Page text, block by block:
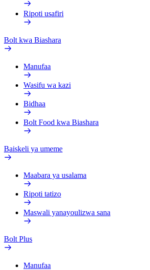
Ripoti usafiri
Bolt kwa Biashara
Manufaa
Wasifu wa kazi
Bidhaa
Bolt Food kwa Biashara
Baiskeli ya umeme
Maabara ya usalama
Ripoti tatizo
Maswali yanayoulizwa sana
Bolt Plus
Manufaa